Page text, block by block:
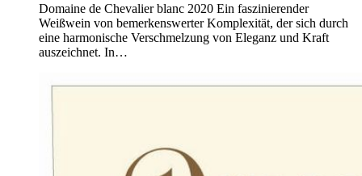
Domaine de Chevalier blanc 2020 Ein faszinierender
Weißwein von bemerkenswerter Komplexität, der sich durch
eine harmonische Verschmelzung von Eleganz und Kraft
auszeichnet. In…